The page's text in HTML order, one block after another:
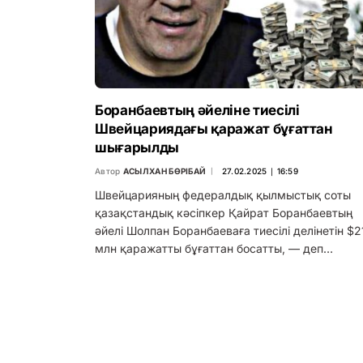
Боранбаевтың әйеліне тиесілі
Швейцариядағы қаражат бұғаттан
шығарылды
Автор АСЫЛХАН БӨРІБАЙ 27.02.2025 ∣ 16:59
Швейцарияның федералдық қылмыстық соты
қазақстандық кәсіпкер Қайрат Боранбаевтың
әйелі Шолпан Боранбаеваға тиесілі делінетін
млн қаражатты бұғаттан босатты, — деп…